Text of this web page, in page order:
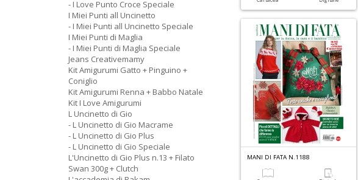
MANI DI FATA N.1188
- I Love Punto Croce Speciale
I Miei Punti all Uncinetto
- I Miei Punti all Uncinetto Speciale
I Miei Punti di Maglia
- I Miei Punti di Maglia Speciale
Jeans Creativemamy
Kit Amigurumi Gatto + Pinguino +
Coniglio
Kit Amigurumi Renna + Babbo Natale
Kit I Love Amigurumi
L Uncinetto di Gio
- L Uncinetto di Gio Macrame
- L Uncinetto di Gio Plus
- L Uncinetto di Gio Speciale
L'Uncinetto di Gio Plus n.13 + Filato
Swan 300g + Clutch